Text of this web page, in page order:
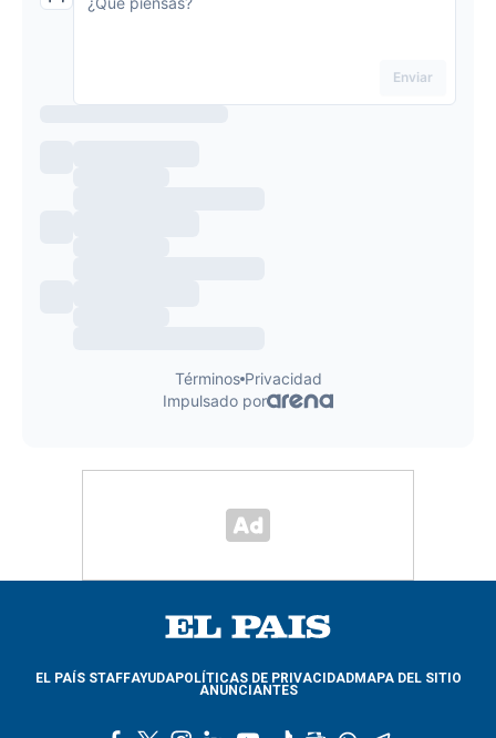
EL PAÍS STAFFAYUDAPOLÍTICAS DE PRIVACIDADMAPA DEL SITIO
ANUNCIANTES